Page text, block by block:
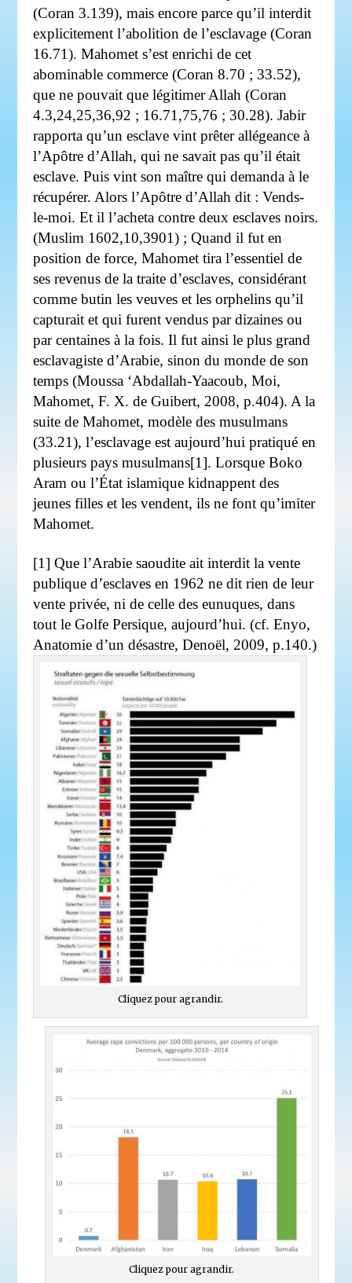
(Coran 3.139), mais encore parce qu’il interdit
explicitement l’abolition de l’esclavage (Coran
16.71). Mahomet s’est enrichi de cet
abominable commerce (Coran 8.70 ; 33.52),
que ne pouvait que légitimer Allah (Coran
4.3,24,25,36,92 ; 16.71,75,76 ; 30.28). Jabir
rapporta qu’un esclave vint prêter allégeance à
l’Apôtre d’Allah, qui ne savait pas qu’il était
esclave. Puis vint son maître qui demanda à le
récupérer. Alors l’Apôtre d’Allah dit : Vends-
le-moi. Et il l’acheta contre deux esclaves noirs.
(Muslim 1602,10,3901) ; Quand il fut en
position de force, Mahomet tira l’essentiel de
ses revenus de la traite d’esclaves, considérant
comme butin les veuves et les orphelins qu’il
capturait et qui furent vendus par dizaines ou
par centaines à la fois. Il fut ainsi le plus grand
esclavagiste d’Arabie, sinon du monde de son
temps (Moussa ‘Abdallah-Yaacoub, Moi,
Mahomet, F. X. de Guibert, 2008, p.404). A la
suite de Mahomet, modèle des musulmans
(33.21), l’esclavage est aujourd’hui pratiqué en
plusieurs pays musulmans[1]. Lorsque Boko
Aram ou l’État islamique kidnappent des
jeunes filles et les vendent, ils ne font qu’imiter
Mahomet.
[1] Que l’Arabie saoudite ait interdit la vente
publique d’esclaves en 1962 ne dit rien de leur
vente privée, ni de celle des eunuques, dans
tout le Golfe Persique, aujourd’hui. (cf. Enyo,
Anatomie d’un désastre, Denoël, 2009, p.140.)
Cliquez pour agrandir.
Cliquez pour agrandir.